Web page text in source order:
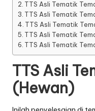
TTS Asli Tematik
TTS Asli Tematik
TTS Asli Tematik
TTS Asli Tematik
TTS Asli Tematik
TTS Asli
(Hewan)